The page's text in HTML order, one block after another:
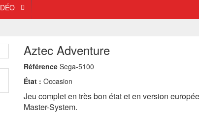
Aztec Adventure
Référence Sega-5100
État : Occasion
Jeu complet en très bon état et en version
Master-System.